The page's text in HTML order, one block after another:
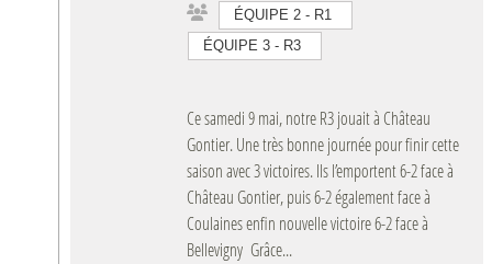
ÉQUIPE 2 - R1
ÉQUIPE 3 - R3
Ce samedi 9 mai, notre R3 jouait à Château
Gontier. Une très bonne journée pour finir cette
saison avec 3 victoires. Ils l’emportent 6-2 face à
Château Gontier, puis 6-2 également face à
Coulaines enfin nouvelle victoire 6-2 face à
Bellevigny Grâce...